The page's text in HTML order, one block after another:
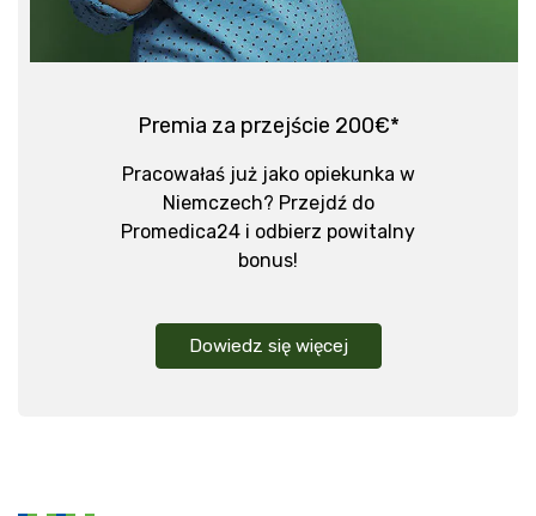
Premia za przejście 200€*
Pracowałaś już jako opiekunka w
Niemczech? Przejdź do
Promedica24 i odbierz powitalny
bonus!
Dowiedz się więcej